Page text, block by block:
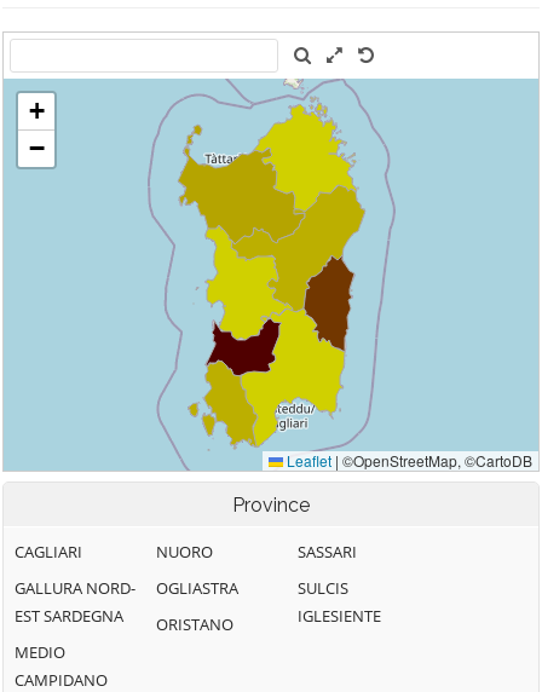
Province
CAGLIARI
GALLURA NORD-
EST SARDEGNA
MEDIO
CAMPIDANO
NUORO
OGLIASTRA
ORISTANO
SASSARI
SULCIS
IGLESIENTE